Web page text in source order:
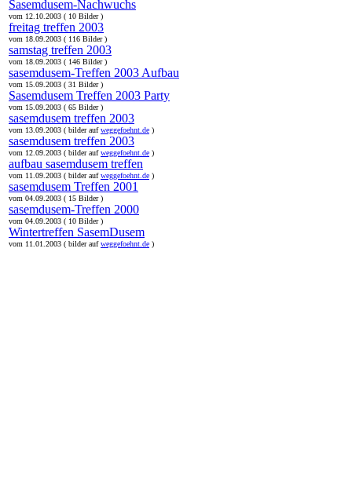
Sasemdusem-Nachwuchs
vom 12.10.2003 ( 10 Bilder )
freitag treffen 2003
vom 18.09.2003 ( 116 Bilder )
samstag treffen 2003
vom 18.09.2003 ( 146 Bilder )
sasemdusem-Treffen 2003 Aufbau
vom 15.09.2003 ( 31 Bilder )
Sasemdusem Treffen 2003 Party
vom 15.09.2003 ( 65 Bilder )
sasemdusem treffen 2003
vom 13.09.2003 ( bilder aufweggefoehnt.de )
sasemdusem treffen 2003
vom 12.09.2003 ( bilder aufweggefoehnt.de )
aufbau sasemdusem treffen
vom 11.09.2003 ( bilder aufweggefoehnt.de )
sasemdusem Treffen 2001
vom 04.09.2003 ( 15 Bilder )
sasemdusem-Treffen 2000
vom 04.09.2003 ( 10 Bilder )
Wintertreffen SasemDusem
vom 11.01.2003 ( bilder aufweggefoehnt.de )